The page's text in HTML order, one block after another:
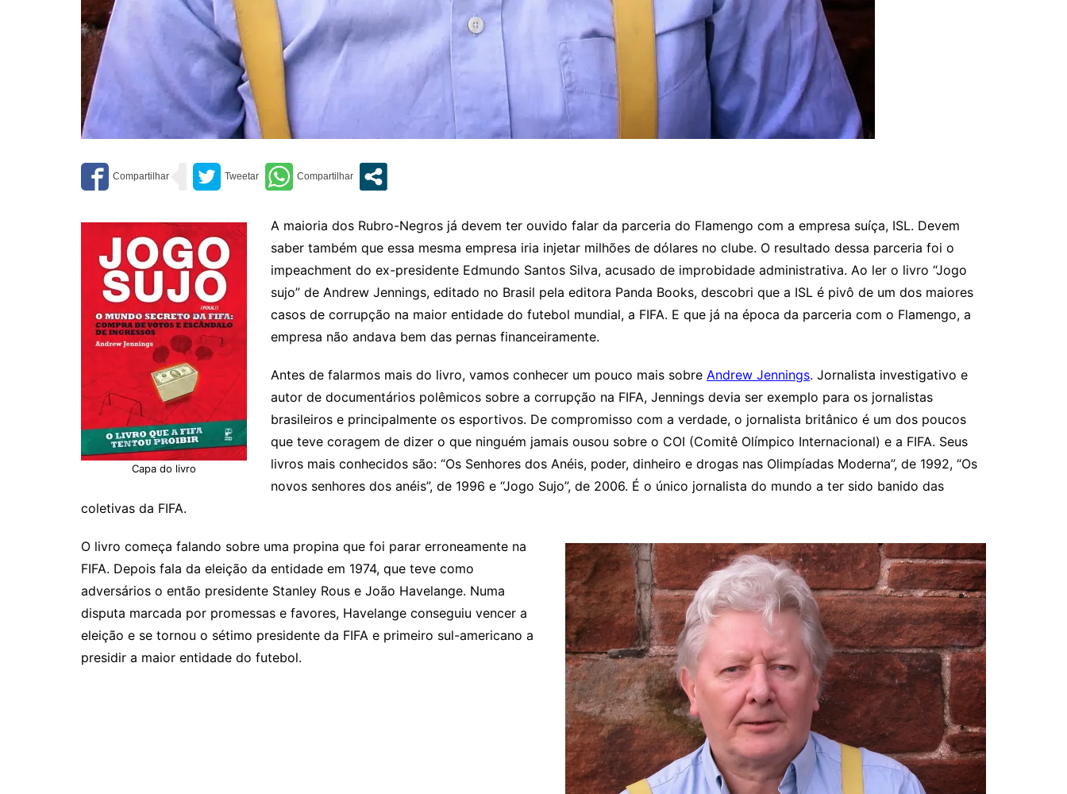
Capa do livro
A maioria dos Rubro-Negros já devem ter ouvido falar da parceria do Flamengo com a empresa suíça, ISL. Devem
saber também que essa mesma empresa iria injetar milhões de dólares no clube. O resultado dessa parceria foi o
impeachment do ex-presidente Edmundo Santos Silva, acusado de improbidade administrativa. Ao ler o livro “Jogo
sujo” de Andrew Jennings, editado no Brasil pela editora Panda Books, descobri que a ISL é pivô de um dos maiores
casos de corrupção na maior entidade do futebol mundial, a FIFA. E que já na época da parceria com o Flamengo, a
empresa não andava bem das pernas financeiramente.
Antes de falarmos mais do livro, vamos conhecer um pouco mais sobre Andrew Jennings. Jornalista investigativo e
autor de documentários polêmicos sobre a corrupção na FIFA, Jennings devia ser exemplo para os jornalistas
brasileiros e principalmente os esportivos. De compromisso com a verdade, o jornalista britânico é um dos poucos
que teve coragem de dizer o que ninguém jamais ousou sobre o COI (Comitê Olímpico Internacional) e a FIFA. Seus
livros mais conhecidos são: “Os Senhores dos Anéis, poder, dinheiro e drogas nas Olimpíadas Moderna”, de 1992, “Os
novos senhores dos anéis”, de 1996 e “Jogo Sujo”, de 2006. É o único jornalista do mundo a ter sido banido das
coletivas da FIFA.
O livro começa falando sobre uma propina que foi parar erroneamente na
FIFA. Depois fala da eleição da entidade em 1974, que teve como
adversários o então presidente Stanley Rous e João Havelange. Numa
disputa marcada por promessas e favores, Havelange conseguiu vencer a
eleição e se tornou o sétimo presidente da FIFA e primeiro sul-americano a
presidir a maior entidade do futebol.